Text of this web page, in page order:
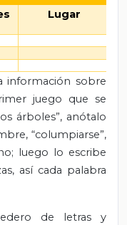
Lugar
información sobre
juego que se
árboles”, anótalo
“columpiarse”,
luego lo escribe
así cada palabra
de letras y